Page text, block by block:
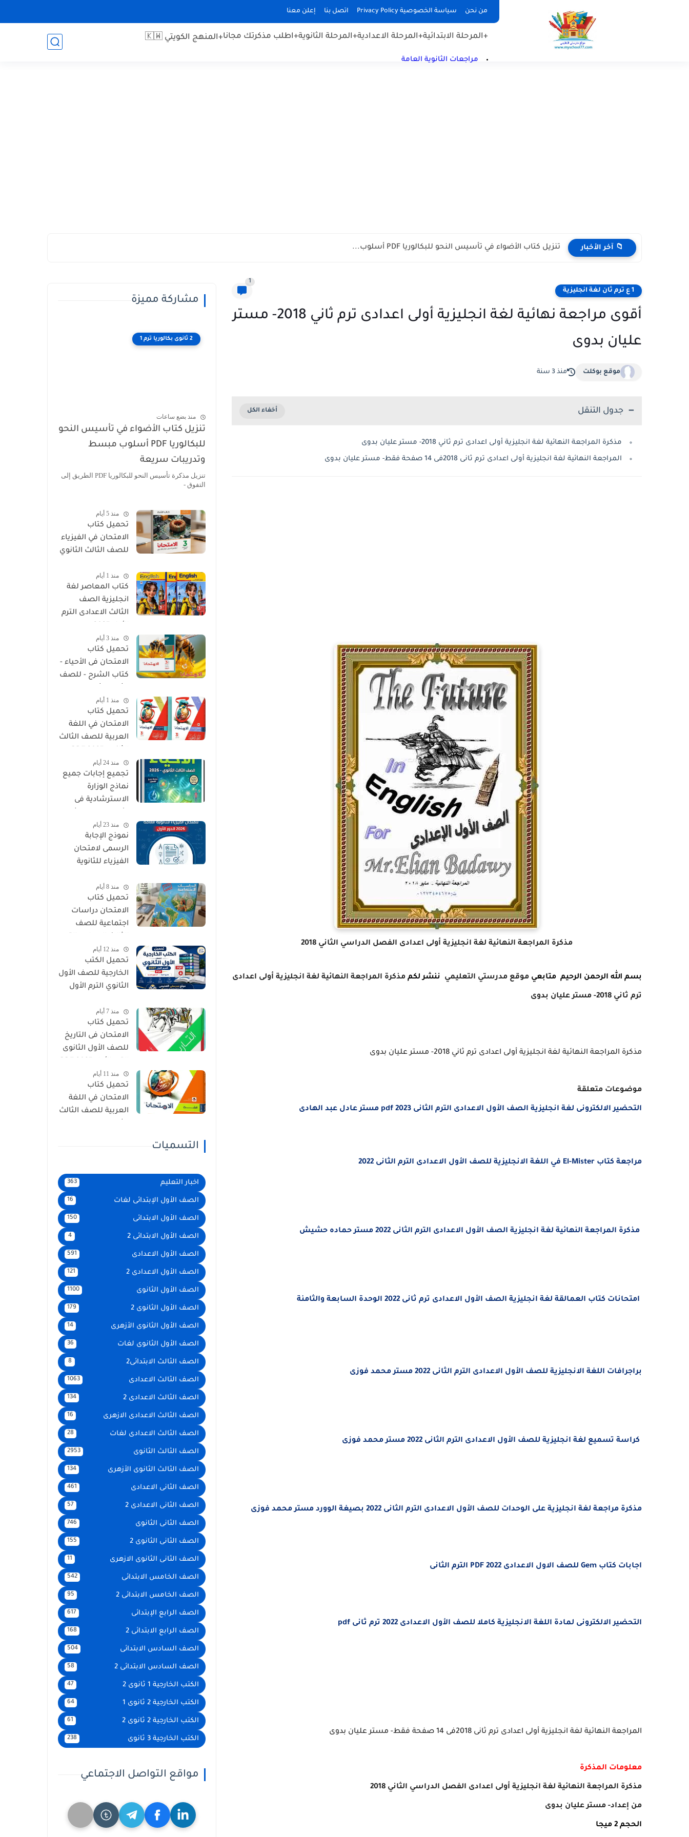
من نحن سياسة الخصوصية Privacy Policy اتصل بنا إعلن معنا
+المرحلة الابتدائية+المرحلة الاعدادية+المرحلة الثانوية+اطلب مذكرتك مجانا+المنهج الكويتي 🇰🇼
مراجعات الثانوية العامة
📁 آخر الأخبار تنزيل كتاب الأضواء في تأسيس النحو للبكالوريا PDF أسلوب...
1 ع ترم ثان لغة انجليزية
1
أقوى مراجعة نهائية لغة انجليزية أولى اعدادى ترم ثاني 2018- مستر
عليان بدوى
موقع بوكلت منذ 3 سنة
جدول التنقل
مذكرة المراجعة النهائية لغة انجليزية أولى اعدادى ترم ثاني 2018- مستر عليان بدوى
المراجعة النهائية لغة انجليزية أولى اعدادى ترم ثانى 2018فى 14 صفحة فقط- مستر عليان بدوى
مذكرة المراجعة النهائية لغة انجليزية أولى اعدادى الفصل الدراسي الثاني 2018
بسم الله الرحمن الرحيم متابعي موقع مدرستي التعليمي ننشر لكم مذكرة المراجعة النهائية لغة انجليزية أولى اعدادى
ترم ثاني 2018- مستر عليان بدوى
مذكرة المراجعة النهائية لغة انجليزية أولى اعدادى ترم ثاني 2018- مستر عليان بدوى
موضوعات متعلقة
التحضير الالكترونى لغة انجليزية الصف الأول الاعدادى الترم الثانى 2023 pdf مستر عادل عبد الهادى
مراجعة كتاب El-Mister في اللغة الانجليزية للصف الأول الاعدادى الترم الثانى 2022
مذكرة المراجعة النهائية لغة انجليزية الصف الأول الاعدادى الترم الثانى 2022 مستر حماده حشيش
امتحانات كتاب العمالقة لغة انجليزية الصف الأول الاعدادى ترم ثانى 2022 الوحدة السابعة والثامنة
براجرافات اللغة الانجليزية للصف الأول الاعدادى الترم الثانى 2022 مستر محمد فوزى
كراسة تسميع لغة انجليزية للصف الأول الاعدادى الترم الثانى 2022 مستر محمد فوزى
مذكرة مراجعة لغة انجليزية على الوحدات للصف الأول الاعدادى الترم الثانى 2022 بصيغة الوورد مستر محمد فوزى
اجابات كتاب Gem للصف الاول الاعدادى 2022 PDF الترم الثانى
التحضير الالكترونى لمادة اللغة الانجليزية كاملا للصف الأول الاعدادى 2022 ترم ثانى pdf
المراجعة النهائية لغة انجليزية أولى اعدادى ترم ثانى 2018فى 14 صفحة فقط- مستر عليان بدوى
معلومات المذكرة
مذكرة المراجعة النهائية لغة انجليزية أولى اعدادى الفصل الدراسي الثاني 2018
من إعداد- مستر عليان بدوى
الحجم 2 ميجا
مشاركة مميزة
2 ثانوى بكالوريا ترم 1
منذ بضع ساعات
تنزيل كتاب الأضواء في تأسيس النحو
للبكالوريا PDF أسلوب مبسط
وتدريبات سريعة
تنزيل مذكرة تأسيس النحو للبكالوريا PDF الطريق إلى
التفوق -
منذ 5 أيام
تحميل كتاب
الامتحان في الفيزياء
للصف الثالث الثانوي
الشرح
منذ 1 أيام
كتاب المعاصر لغة
انجليزية الصف
الثالث الاعدادى الترم
منذ 3 أيام
تحميل كتاب
الامتحان فى الأحياء -
كتاب الشرح - للصف
PDFمنذ 1 أيام
تحميل كتاب
الامتحان في اللغة
العربية للصف الثالث
كتاب الأسئلة
والتدريبات كامل
منذ 24 أيام
تجميع إجابات جميع
نماذج الوزارة
الاسترشادية فى
الثانوي 2026
منذ 23 أيام
نموذج الإجابة
الرسمى لامتحان
الفيزياء للثانوية
الأول
منذ 8 أيام
تحميل كتاب
الامتحان دراسات
اجتماعية للصف
الأول 2027 PDF
منذ 12 أيام
تحميل الكتب
الخارجية للصف الأول
الثانوي الترم الأول
المواد المنهج
الجديد)
منذ 7 أيام
تحميل كتاب
الامتحان فى التاريخ
للصف الأول الثانوى
النسخة الجديدة
منذ 11 أيام
تحميل كتاب
الامتحان في اللغة
العربية للصف الثالث
التسميات
اخبار التعليم 363
الصف الأول الإبتدائى لغات 16
الصف الأول الابتدائى 150
الصف الأول الابتدائى 2 4
الصف الأول الاعدادى 591
الصف الأول الاعدادى 2 121
الصف الأول الثانوى 1100
الصف الأول الثانوى 2 179
الصف الأول الثانوى الأزهرى 14
الصف الأول الثانوى لغات 36
الصف الثالث الابتدائى2 8
الصف الثالث الاعدادى 1063
الصف الثالث الاعدادى 2 134
الصف الثالث الاعدادى الازهرى 16
الصف الثالث الاعدادى لغات 28
الصف الثالث الثانوى 2953
الصف الثالث الثانوى الأزهرى 134
الصف الثانى الاعدادى 461
الصف الثانى الاعدادى 2 57
الصف الثانى الثانوى 746
الصف الثانى الثانوى 2 155
الصف الثانى الثانوى الازهرى 11
الصف الخامس الابتدائى 542
الصف الخامس الابتدائى 2 95
الصف الرابع الإبتدائى 617
الصف الرابع الابتدائى 2 168
الصف السادس الابتدائى 504
الصف السادس الابتدائى 2 58
الكتب الخارجية 1 ثانوى 2 47
الكتب الخارجية 2 ثانوى 1 64
الكتب الخارجية 2 ثانوى 2 61
الكتب الخارجية 3 ثانوى 238
مواقع التواصل الاجتماعي